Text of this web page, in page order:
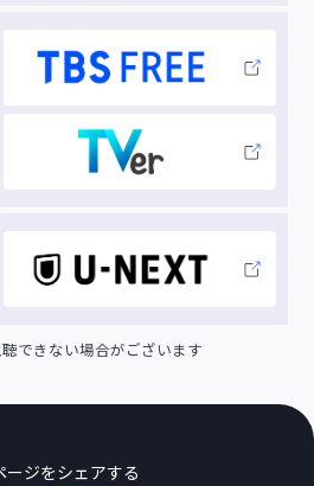
できない場合がございます
ージをシェアする